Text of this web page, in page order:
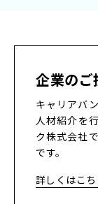
企業の
キャリアバ
人材紹介を
ク株式会社
です。
詳しくはこち